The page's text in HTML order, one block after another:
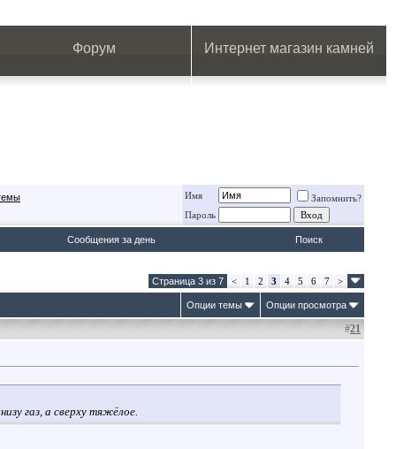
Форум Интернет магазин камней
Имя
Запомнить?
Пароль
Сообщения за день Поиск
Страница 3 из 7 < 1 2 3 4 5 6 7 >
Опции темы Опции просмотра
#21
газ, а сверху тяжёлое.